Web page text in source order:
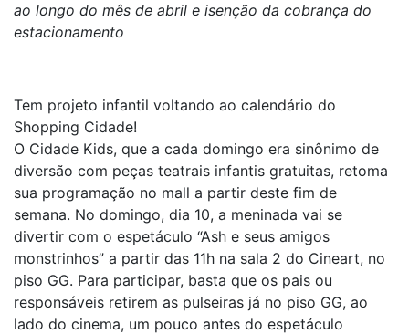
ao longo do mês de abril e isenção da cobrança do
estacionamento
Tem projeto infantil voltando ao calendário do
Shopping Cidade!
O Cidade Kids, que a cada domingo era sinônimo de
diversão com peças teatrais infantis gratuitas, retoma
sua programação no mall a partir deste fim de
semana. No domingo, dia 10, a meninada vai se
divertir com o espetáculo “Ash e seus amigos
monstrinhos” a partir das 11h na sala 2 do Cineart, no
piso GG. Para participar, basta que os pais ou
responsáveis retirem as pulseiras já no piso GG, ao
lado do cinema, um pouco antes do espetáculo